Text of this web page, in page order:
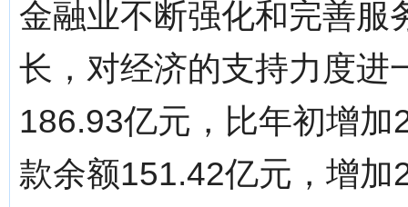
金融业不断强化和完善服
长，对经济的支持力度进
186.93亿元，比年初增
款余额151.42亿元，增